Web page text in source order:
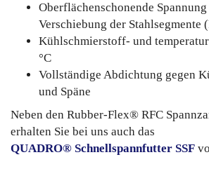
Oberflächenschonende
Verschiebung der Stahlsegmente
Kühlschmierstoff- und
°C
Vollständige Abdichtung gegen
und Späne
Neben den Rubber-Flex® RFC
erhalten Sie bei uns auch das
QUADRO® Schnellspannfutter SSF